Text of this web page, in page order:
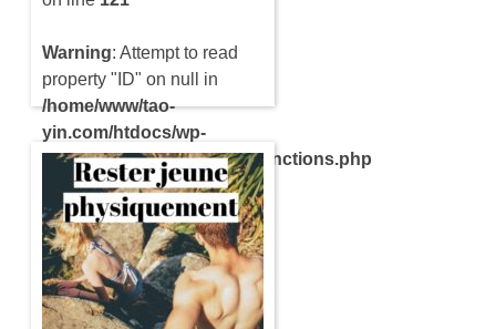
Warning: Attempt to read
property "ID" on null in
/home/www/tao-
yin.com/htdocs/wp-
content/themes/compact/functions.php
on line121
Le cancer est une grave
maladie qui fait de très
nombreuses tous les ans. Il
y a pourtant des solutions
simples à mettre en place…